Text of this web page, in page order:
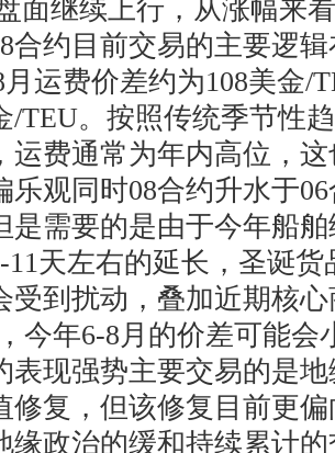
继续上行，从涨幅来看
合约目前交易的主要逻
月运费价差约为108美金/
/TEU。按照传统季节性
运费通常为年内高位，
乐观同时08合约升水于06
是需要的是由于今年船
11天左右的延长，圣诞
受到扰动，叠加近期核
今年6-8月的价差可能会
表现强势主要交易的是
修复，但该修复目前更
缘政治的缓和持续累计